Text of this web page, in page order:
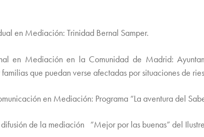
en Mediación: Trinidad Bernal Samper.
en Mediación en la Comunidad de Madrid:
que puedan verse afectadas por situaciones de
en Mediación: Programa “La aventura del
de la mediación “Mejor por las buenas” del